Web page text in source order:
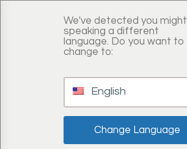
We've detected you
speaking a different
language. Do you want to
change to:
English
Change Language